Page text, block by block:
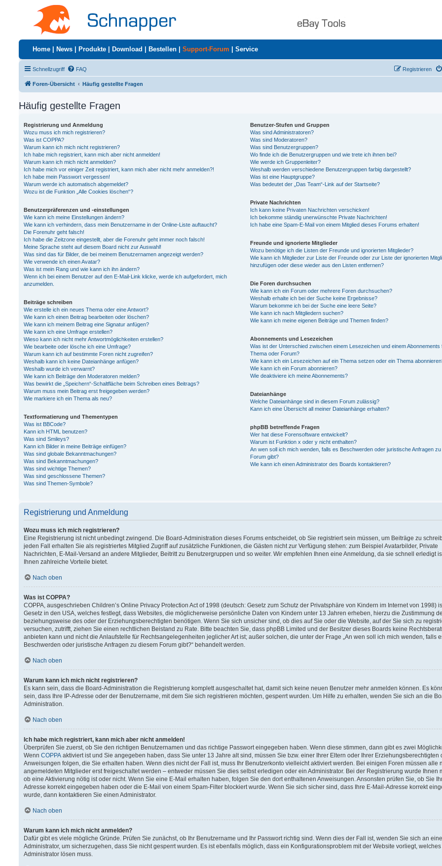
Home News Produkte Download Bestellen Support-Forum Service
Schnellzugriff FAQ Registrieren
Foren-Übersicht Häufig gestellte Fragen
Häufig gestellte Fragen
Registrierung und Anmeldung
Wozu muss ich mich registrieren?
Was ist COPPA?
Warum kann ich mich nicht registrieren?
Ich habe mich registriert, kann mich aber nicht anmelden!
Warum kann ich mich nicht anmelden?
Ich habe mich vor einiger Zeit registriert, kann mich aber nicht mehr anmelden?!
Ich habe mein Passwort vergessen!
Warum werde ich automatisch abgemeldet?
Wozu ist die Funktion „Alle Cookies löschen“?
Benutzerpräferenzen und -einstellungen
Wie kann ich meine Einstellungen ändern?
Wie kann ich verhindern, dass mein Benutzername in der Online-Liste auftaucht?
Die Forenuhr geht falsch!
Ich habe die Zeitzone eingestellt, aber die Forenuhr geht immer noch falsch!
Meine Sprache steht auf diesem Board nicht zur Auswahl!
Was sind das für Bilder, die bei meinem Benutzernamen angezeigt werden?
Wie verwende ich einen Avatar?
Was ist mein Rang und wie kann ich ihn ändern?
Wenn ich bei einem Benutzer auf den E-Mail-Link klicke, werde ich aufgefordert, mich
anzumelden.
Beiträge schreiben
Wie erstelle ich ein neues Thema oder eine Antwort?
Wie kann ich einen Beitrag bearbeiten oder löschen?
Wie kann ich meinem Beitrag eine Signatur anfügen?
Wie kann ich eine Umfrage erstellen?
Wieso kann ich nicht mehr Antwortmöglichkeiten erstellen?
Wie bearbeite oder lösche ich eine Umfrage?
Warum kann ich auf bestimmte Foren nicht zugreifen?
Weshalb kann ich keine Dateianhänge anfügen?
Weshalb wurde ich verwarnt?
Wie kann ich Beiträge den Moderatoren melden?
Was bewirkt die „Speichern“-Schaltfläche beim Schreiben eines Beitrags?
Warum muss mein Beitrag erst freigegeben werden?
Wie markiere ich ein Thema als neu?
Textformatierung und Thementypen
Was ist BBCode?
Kann ich HTML benutzen?
Was sind Smileys?
Kann ich Bilder in meine Beiträge einfügen?
Was sind globale Bekanntmachungen?
Was sind Bekanntmachungen?
Was sind wichtige Themen?
Was sind geschlossene Themen?
Was sind Themen-Symbole?
Benutzer-Stufen und Gruppen
Was sind Administratoren?
Was sind Moderatoren?
Was sind Benutzergruppen?
Wo finde ich die Benutzergruppen und wie trete ich ihnen bei?
Wie werde ich Gruppenleiter?
Weshalb werden verschiedene Benutzergruppen farbig dargestellt?
Was ist eine Hauptgruppe?
Was bedeutet der „Das Team“-Link auf der Startseite?
Private Nachrichten
Ich kann keine Privaten Nachrichten verschicken!
Ich bekomme ständig unerwünschte Private Nachrichten!
Ich habe eine Spam-E-Mail von einem Mitglied dieses Forums erhalten!
Freunde und ignorierte Mitglieder
Wozu benötige ich die Listen der Freunde und ignorierten Mitglieder?
Wie kann ich Mitglieder zur Liste der Freunde oder zur Liste der ignorierten
hinzufügen oder diese wieder aus den Listen entfernen?
Die Foren durchsuchen
Wie kann ich ein Forum oder mehrere Foren durchsuchen?
Weshalb erhalte ich bei der Suche keine Ergebnisse?
Warum bekomme ich bei der Suche eine leere Seite?
Wie kann ich nach Mitgliedern suchen?
Wie kann ich meine eigenen Beiträge und Themen finden?
Abonnements und Lesezeichen
Was ist der Unterschied zwischen einem Lesezeichen und einem Abonnements
Thema oder Forum?
Wie kann ich ein Lesezeichen auf ein Thema setzen oder ein Thema
Wie kann ich ein Forum abonnieren?
Wie deaktiviere ich meine Abonnements?
Dateianhänge
Welche Dateianhänge sind in diesem Forum zulässig?
Kann ich eine Übersicht all meiner Dateianhänge erhalten?
phpBB betreffende Fragen
Wer hat diese Forensoftware entwickelt?
Warum ist Funktion x oder y nicht enthalten?
An wen soll ich mich wenden, falls es Beschwerden oder juristische Anfragen
Forum gibt?
Wie kann ich einen Administrator des Boards kontaktieren?
Registrierung und Anmeldung
Wozu muss ich mich registrieren?
Eine Registrierung ist nicht unbedingt zwingend. Die Board-Administration dieses Forums entscheidet, ob Sie registriert sein müssen, um Beiträge zu
jeden Fall erhalten Sie als registriertes Mitglied Zugriff auf zusätzliche Funktionen, die Gästen nicht zur Verfügung stehen: zum Beispiel Avatarbilder, Private
Nachrichten, E-Mail-Versand an andere Mitglieder, Beitritt zu Benutzergruppen und so weiter. Wir empfehlen Ihnen eine Anmeldung, da sie schnell erledigt
Ihnen zahlreiche Vorteile bietet.
Nach oben
Was ist COPPA?
COPPA, ausgeschrieben Children’s Online Privacy Protection Act of 1998 (deutsch: Gesetz zum Schutz der Privatsphäre von Kindern im Internet von 1998)
Gesetz in den USA, welches festlegt, dass Websites, die möglicherweise persönliche Daten von Kindern unter 13 Jahren erheben, hierzu die Zustimmung
beziehungsweise des oder der Erziehungsberechtigten benötigen. Wenn Sie sich unsicher sind, ob dies auf Sie oder die Website, auf der Sie sich zu
versuchen, zutrifft, ziehen Sie einen rechtlichen Beistand zu Rate. Bitte beachten Sie, dass phpBB Limited und der Besitzer dieses Boards keine
anbieten kann und nicht die Anlaufstelle für Rechtsangelegenheiten jeglicher Art ist; außer solchen, die unter der Frage „An wen soll ich mich wenden, falls
Beschwerden oder juristische Anfragen zu diesem Forum gibt?“ behandelt werden.
Nach oben
Warum kann ich mich nicht registrieren?
Es kann sein, dass die Board-Administration die Registrierung komplett ausgeschaltet hat, damit sich keine neuen Benutzer mehr anmelden können. Es
sein, dass Ihre IP-Adresse oder der Benutzername, mit dem Sie sich registrieren möchten, gesperrt wurden. Um Hilfe zu erhalten, wenden Sie sich an die
Administration.
Nach oben
Ich habe mich registriert, kann mich aber nicht anmelden!
Überprüfen Sie zuerst, ob Sie den richtigen Benutzernamen und das richtige Passwort eingegeben haben. Wenn diese stimmen, dann gibt es zwei
Wenn COPPA aktiviert ist und Sie angegeben haben, dass Sie unter 13 Jahre alt sind, müssen Sie bzw. einer Ihrer Eltern oder Ihrer Erziehungsberechtigten
Anweisungen folgen, die Sie erhalten haben. Wenn dies nicht der Fall ist, muss Ihr Benutzerkonto vielleicht aktiviert werden. Bei einigen Foren müssen alle
angemeldeten Mitglieder erst freigeschaltet werden – entweder müssen Sie dies selbst erledigen oder ein Administrator. Bei der Registrierung wurde Ihnen
ob eine Aktivierung nötig ist oder nicht. Wenn Sie eine E-Mail erhalten haben, folgen Sie den dort enthaltenen Anweisungen. Ansonsten prüfen Sie, ob Sie
Adresse korrekt eingegeben haben oder die E-Mail von einem Spam-Filter blockiert wurde. Wenn Sie sich sicher sind, dass Ihre E-Mail-Adresse korrekt
wurde, dann kontaktieren Sie einen Administrator.
Nach oben
Warum kann ich mich nicht anmelden?
Dafür gibt es viele mögliche Gründe. Prüfen Sie zunächst, ob Ihr Benutzername und Ihr Passwort richtig sind. Wenn dies der Fall ist, wenden Sie sich an
Administrator, um sicherzugehen, dass Sie nicht gesperrt wurden. Es ist ebenfalls möglich, dass ein Konfigurationsproblem mit der Website vorliegt, welches
Administrator lösen muss.